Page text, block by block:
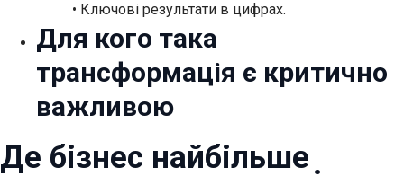
• Ключові результати в цифрах.
Для кого така
трансформація є критично
важливою
Де бізнес найбільше